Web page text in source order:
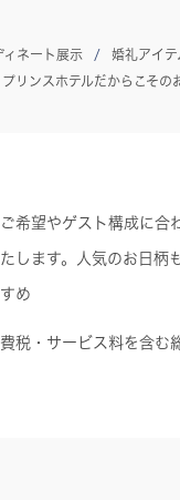
ィネート展示 婚礼アイテ
プリンスホテルだからこその
希望やゲスト構成に合
します。人気のお日柄
め
税・サービス料を含む